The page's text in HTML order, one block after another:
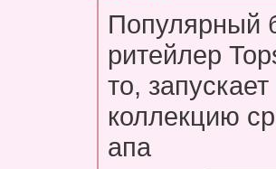
Популярный
ритейлер
то,
коллекцию
апа